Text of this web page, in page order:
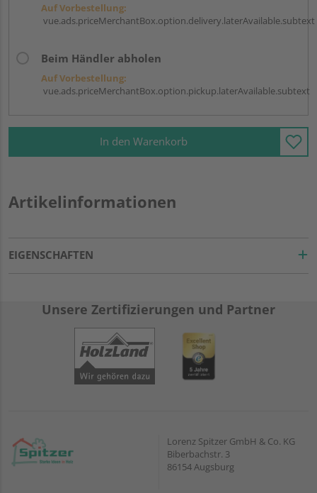
Auf Vorbestellung:
vue.ads.priceMerchantBox.option.delivery.laterAvailable.subtext
Beim Händler abholen
Auf Vorbestellung:
vue.ads.priceMerchantBox.option.pickup.laterAvailable.subtext
In den Warenkorb
Artikelinformationen
EIGENSCHAFTEN
Unsere Zertifizierungen und Partner
Lorenz Spitzer GmbH & Co. KG
Biberbachstr. 3
86154 Augsburg